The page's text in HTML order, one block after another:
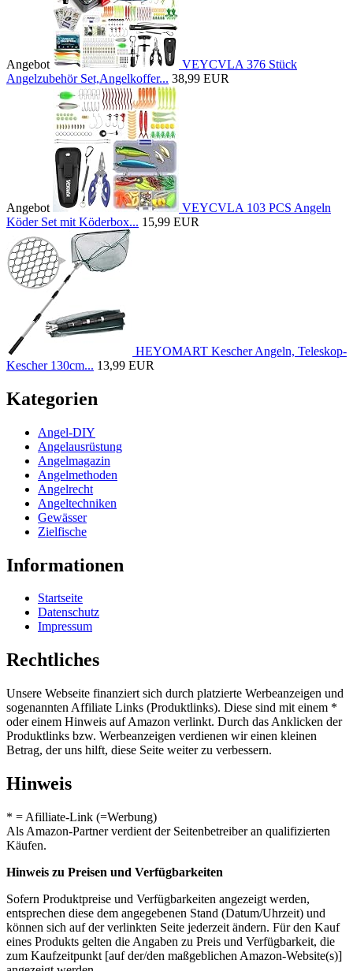
Angebot
VEYCVLA 376 Stück
Angelzubehör Set,Angelkoffer... 38,99 EUR
Angebot
VEYCVLA 103 PCS Angeln
Köder Set mit Köderbox... 15,99 EUR
HEYOMART Kescher Angeln, Teleskop-
Kescher 130cm... 13,99 EUR
Kategorien
Angel-DIY
Angelausrüstung
Angelmagazin
Angelmethoden
Angelrecht
Angeltechniken
Gewässer
Zielfische
Informationen
Startseite
Datenschutz
Impressum
Rechtliches
Unsere Webseite finanziert sich durch platzierte Werbeanzeigen und
sogenannten Affiliate Links (Produktlinks). Diese sind mit einem *
oder einem Hinweis auf Amazon verlinkt. Durch das Anklicken der
Produktlinks bzw. Werbeanzeigen verdienen wir einen kleinen
Betrag, der uns hilft, diese Seite weiter zu verbessern.
Hinweis
* = Afilliate-Link (=Werbung)
Als Amazon-Partner verdient der Seitenbetreiber an qualifizierten
Käufen.
Hinweis zu Preisen und Verfügbarkeiten
Sofern Produktpreise und Verfügbarkeiten angezeigt werden,
entsprechen diese dem angegebenen Stand (Datum/Uhrzeit) und
können sich auf der verlinkten Seite jederzeit ändern. Für den Kauf
eines Produkts gelten die Angaben zu Preis und Verfügbarkeit, die
zum Kaufzeitpunkt [auf der/den maßgeblichen Amazon-Website(s)]